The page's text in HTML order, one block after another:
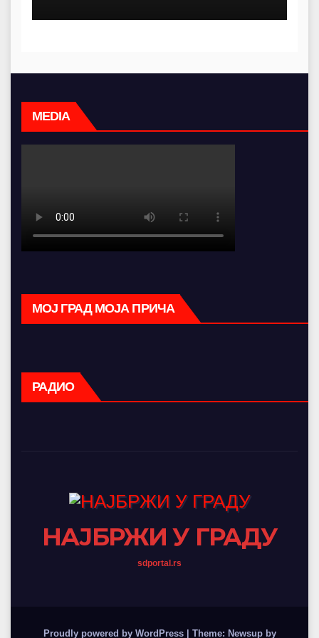
MEDIA
МОЈ ГРАД МОЈА ПРИЧА
РАДИО
НАЈБРЖИ У ГРАДУ
sdportal.rs
Proudly powered by WordPress | Theme: Newsup by